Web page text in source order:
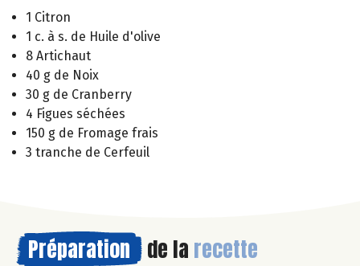
1 Citron
1 c. à s. de Huile d'olive
8 Artichaut
40 g de Noix
30 g de Cranberry
4 Figues séchées
150 g de Fromage frais
3 tranche de Cerfeuil
Préparation de la recette